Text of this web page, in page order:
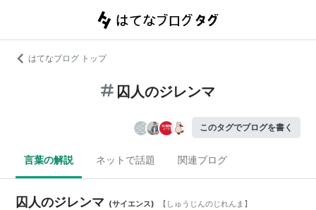
はてなブログ トップ
囚人のジレンマ
このタグでブログを書く
言葉の解説 ネットで話題 関連ブログ
囚人のジレンマ (サイエンス) 【 しゅうじんのじれんま 】